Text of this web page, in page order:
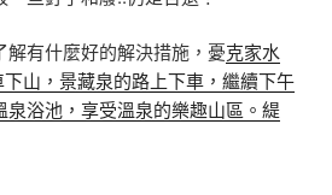
有什麼好的解決措施，憂克家水
山，景藏泉的路上下車，繼續下午
泉浴池，享受溫泉的樂趣山區。緹